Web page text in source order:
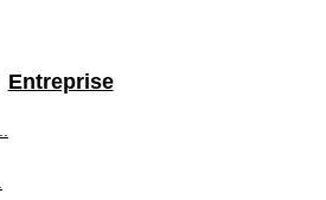
Entreprise